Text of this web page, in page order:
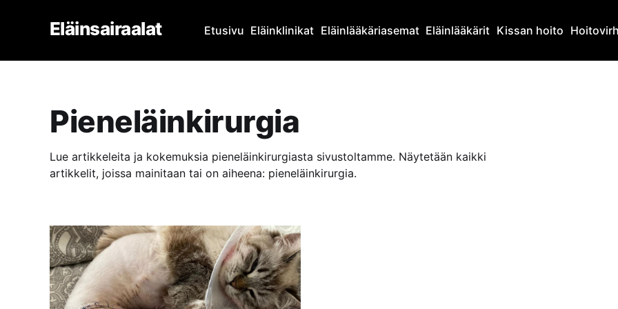
Eläinsairaalat Etusivu Eläinklinikat Eläinlääkäriasemat Eläinlääkärit Kissan hoito
Pieneläinkirurgia
Lue artikkeleita ja kokemuksia pieneläinkirurgiasta sivustoltamme. Näytetään kaikki
artikkelit, joissa mainitaan tai on aiheena: pieneläinkirurgia.